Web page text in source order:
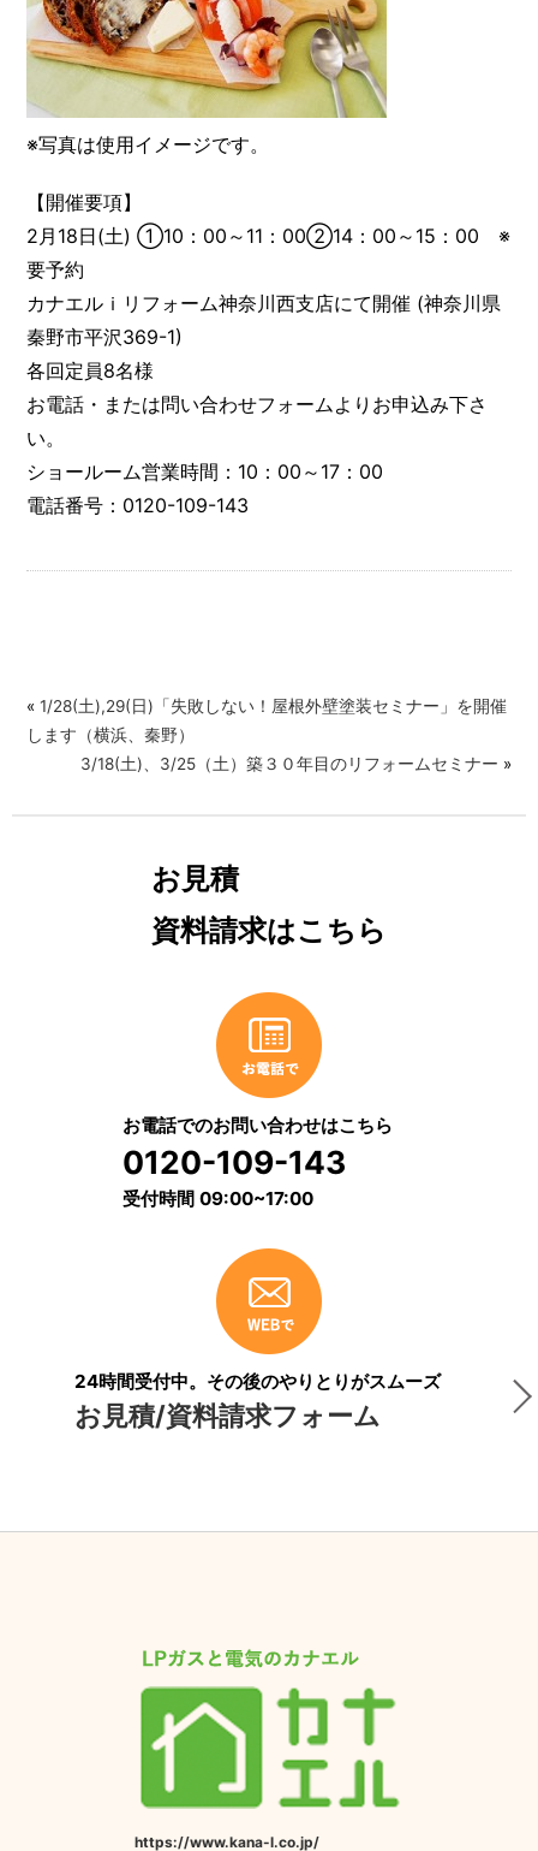
※写真は使用イメージです。
【開催要項】
2月18日(土) ①10：00～11：00②14：00～15：00 ※
要予約
カナエルｉリフォーム神奈川西支店にて開催 (神奈川県
秦野市平沢369-1)
各回定員8名様
お電話・または問い合わせフォームよりお申込み下さ
い。
ショールーム営業時間：10：00～17：00
電話番号：0120-109-143
«1/28(土),29(日)「失敗しない！屋根外壁塗装セミナー」を開催
します（横浜、秦野）
3/18(土)、3/25（土）築３０年目のリフォームセミナー »
お見積
資料請求はこちら
お電話でのお問い合わせはこちら
0120-109-143
受付時間 09:00~17:00
24時間受付中。その後のやりとりがスムーズ
お見積/資料請求フォーム
https://www.kana-l.co.jp/